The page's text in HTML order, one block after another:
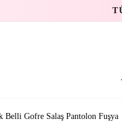
Belli Gofre Salaş Pantolon Fuşya